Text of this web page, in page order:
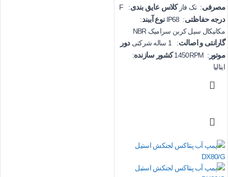
مصرفی: تک فازکلاس عایق بندی: F
درجه حفاظتی: IP68 نوع آببند:
مکانیکال سیل کربن سرامیک NBR
گارانتی و اصالت: 1 ساله شرکتی
دور
موتور : 1450RPM کشور سازنده:
ایتالیا